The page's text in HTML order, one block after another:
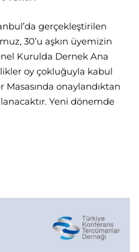
gerçekleştirilen
30’u aşkın üyemizin
Kurulda Dernek Ana
oy çokluğuyla kabul
onaylandıktan
Yeni dönemde